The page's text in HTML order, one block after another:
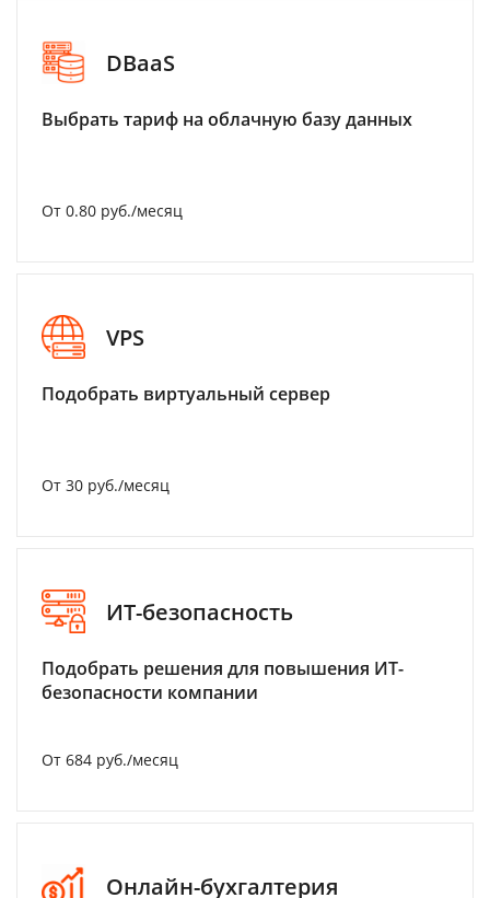
DBaaS
Выбрать тариф на облачную базу данных
От 0.80 руб./месяц
VPS
Подобрать виртуальный сервер
От 30 руб./месяц
ИТ-безопасность
Подобрать решения для повышения ИТ-
безопасности компании
От 684 руб./месяц
Онлайн-бухгалтерия